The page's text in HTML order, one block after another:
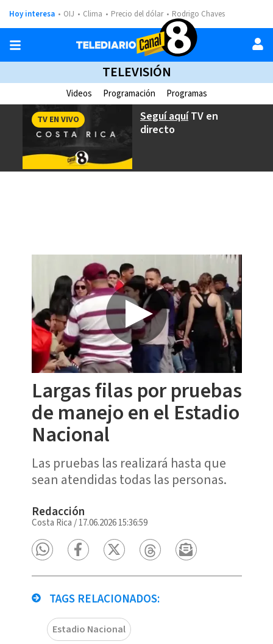
Hoy interesa OIJ Clima Precio del dólar Rodrigo Chaves
TELEVISIÓN
Videos Programación Programas
Seguí aquíTV en
directo
TV EN VIVO
Largas filas por pruebas
de manejo en el Estadio
Nacional
Las pruebas las realizará hasta que
sean atendidas todas las personas.
Redacción
Costa Rica /17.06.2026 15:36:59
TAGS RELACIONADOS:
Estadio Nacional